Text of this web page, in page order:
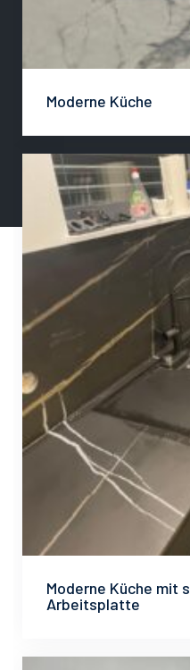
Moderne Küche
Moderne Küche mit
Arbeitsplatte